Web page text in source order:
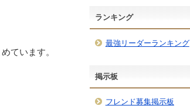
ています。
ランキング
最強リーダーランキング
掲示板
フレンド募集掲示板